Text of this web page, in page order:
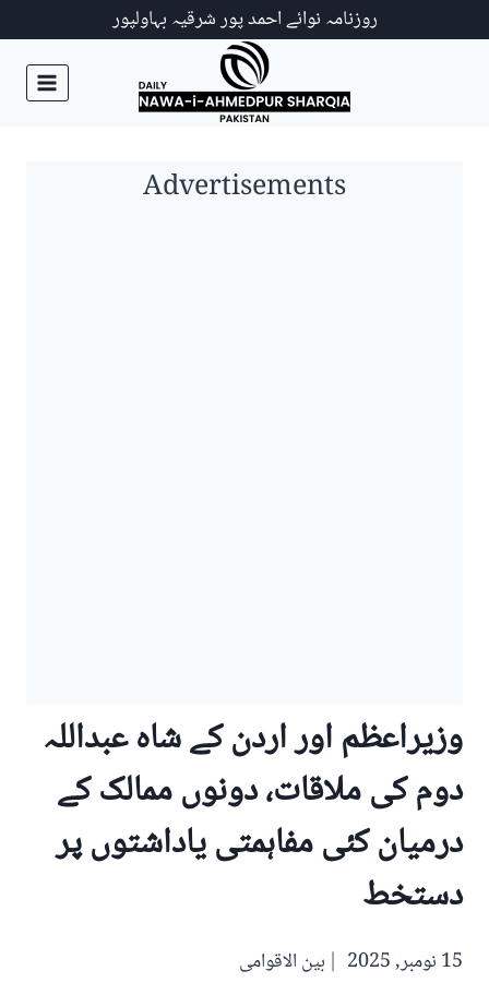
روزنامہ نوائے احمد پور شرقیہ بہاولپور
Advertisements
وزیراعظم اور اردن کے شاہ عبداللہ
دوم کی ملاقات، دونوں ممالک کے
درمیان کئی مفاہمتی یاداشتوں پر
دستخط
15 نومبر, 2025 بین الاقوامی